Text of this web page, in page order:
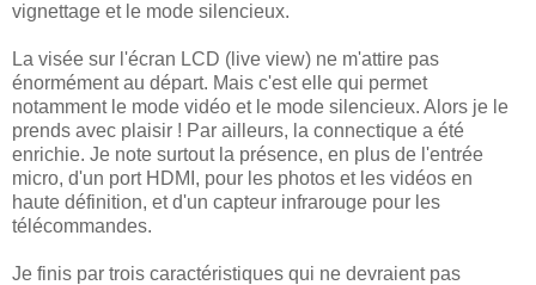
vignettage et le mode silencieux.
La visée sur l'écran LCD (live view) ne m'attire pas
énormément au départ. Mais c'est elle qui permet
notamment le mode vidéo et le mode silencieux. Alors je le
prends avec plaisir ! Par ailleurs, la connectique a été
enrichie. Je note surtout la présence, en plus de l'entrée
micro, d'un port HDMI, pour les photos et les vidéos en
haute définition, et d'un capteur infrarouge pour les
télécommandes.
Je finis par trois caractéristiques qui ne devraient pas